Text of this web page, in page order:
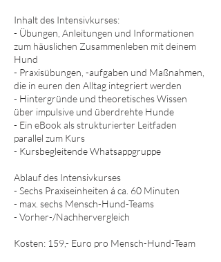
Inhalt des Intensivkurses:​
- Übungen, Anleitungen und Informationen
zum häuslichen Zusammenleben mit deinem
Hund
- Praxisübungen, -aufgaben und Maßnahmen,
die in euren den Alltag integriert werden
- Hintergründe und theoretisches Wissen
über impulsive und überdrehte Hunde
- Ein eBook als strukturierter Leitfaden
parallel zum Kurs
- Kursbegleitende Whatsappgruppe
​Ablauf des Intensivkurses
- Sechs Praxiseinheiten á ca. 60 Minuten
- max. sechs Mensch-Hund-Teams
- Vorher-/Nachhervergleich
Kosten: 159,- Euro pro Mensch-Hund-Team